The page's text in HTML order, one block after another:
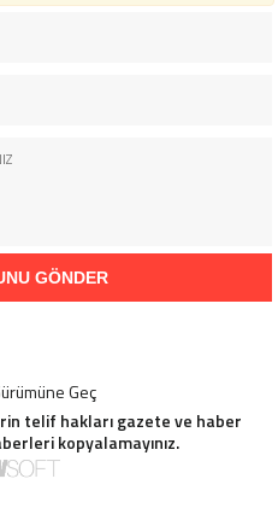
GÖNDER
Geç
telif hakları gazete ve haber
kopyalamayınız.